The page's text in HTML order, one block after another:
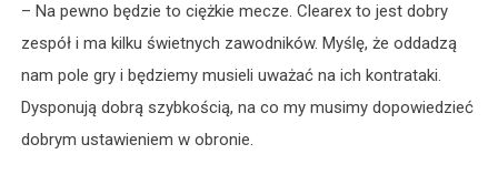
– Na pewno będzie to ciężkie mecze. Clearex to jest dobry
zespół i ma kilku świetnych zawodników. Myślę, że oddadzą
nam pole gry i będziemy musieli uważać na ich kontrataki.
Dysponują dobrą szybkością, na co my musimy dopowiedzieć
dobrym ustawieniem w obronie.